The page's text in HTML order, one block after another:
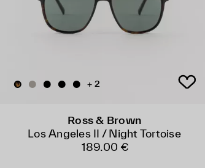
+ 2
Ross & Brown
Los Angeles II / Night Tortoise
189.00 €